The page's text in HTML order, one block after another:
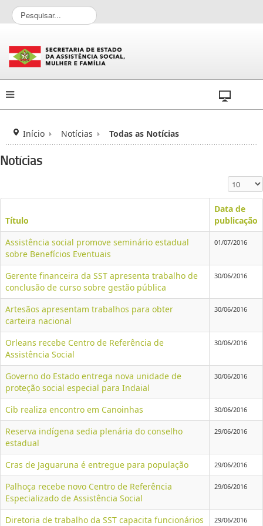
P
e
q
u
i
s
a
Início Notícias Todas as Notícias
Notícias
Exibir #
Título
Data de
publicação
Assistência social promove seminário estadual
sobre Benefícios Eventuais
01/07/2016
Gerente financeira da SST apresenta trabalho de
conclusão de curso sobre gestão pública
30/06/2016
Artesãos apresentam trabalhos para obter
carteira nacional
30/06/2016
Orleans recebe Centro de Referência de
Assistência Social
30/06/2016
Governo do Estado entrega nova unidade de
proteção social especial para Indaial
30/06/2016
Cib realiza encontro em Canoinhas 30/06/2016
Reserva indígena sedia plenária do conselho
estadual
29/06/2016
Cras de Jaguaruna é entregue para população 29/06/2016
Palhoça recebe novo Centro de Referência
Especializado de Assistência Social
29/06/2016
Diretoria de trabalho da SST capacita funcionários
29/06/2016